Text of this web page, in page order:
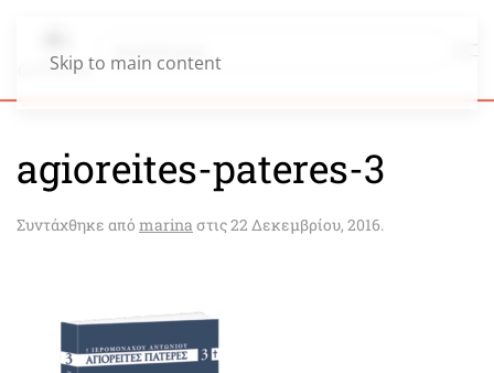
Skip to main content
agioreites-pateres-3
Συντάχθηκε από marina στις22 Δεκεμβρίου, 2016.